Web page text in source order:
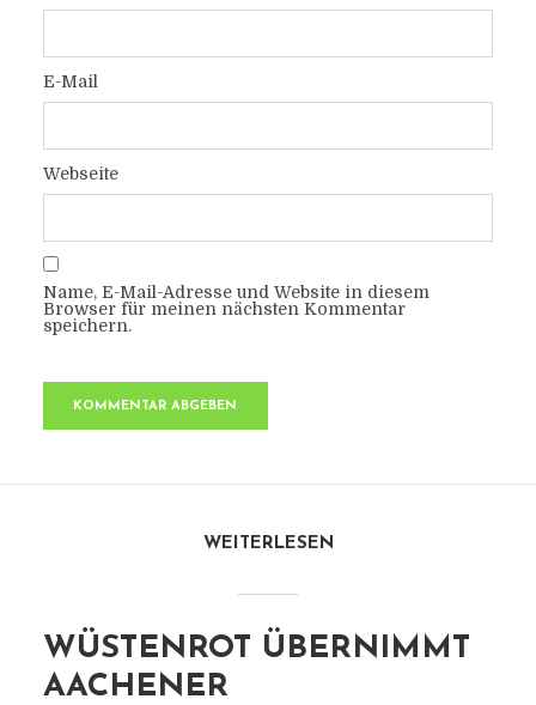
E-Mail
Webseite
Name, E-Mail-Adresse und Website in diesem
Browser für meinen nächsten Kommentar
speichern.
WEITERLESEN
WÜSTENROT ÜBERNIMMT
AACHENER